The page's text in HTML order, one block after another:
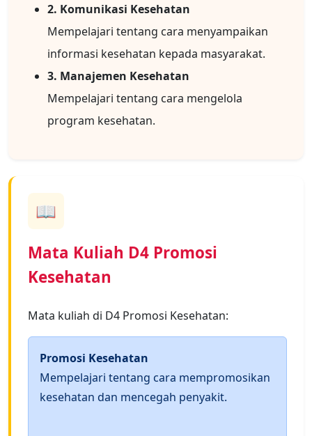
2. Komunikasi Kesehatan
Mempelajari tentang cara menyampaikan
informasi kesehatan kepada masyarakat.
3. Manajemen Kesehatan
Mempelajari tentang cara mengelola
program kesehatan.
📖
Mata Kuliah D4 Promosi
Kesehatan
Mata kuliah di D4 Promosi Kesehatan:
Promosi Kesehatan
Mempelajari tentang cara mempromosikan
kesehatan dan mencegah penyakit.